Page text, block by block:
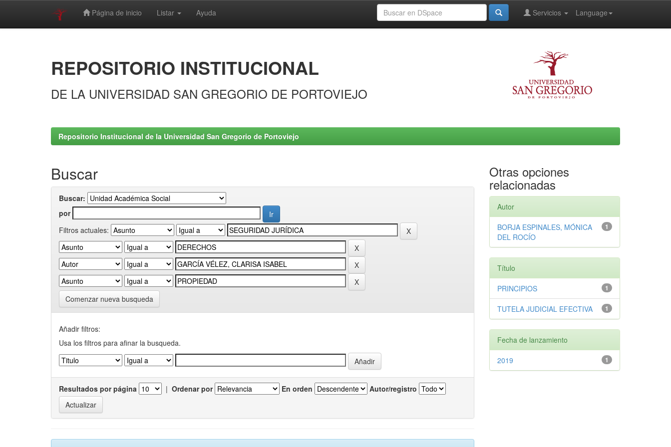
Página de inicio Listar Ayuda Language
Servicios
REPOSITORIO INSTITUCIONAL
DE LA UNIVERSIDAD SAN GREGORIO DE PORTOVIEJO
Repositorio Institucional de la Universidad San Gregorio de Portoviejo
Buscar
Buscar:
por
Filtros actuales:
Comenzar nueva busqueda
Añadir filtros:
Usa los filtros para afinar la busqueda.
Resultados por página | Ordenar por En orden Autor/registro
Otras opciones
relacionadas
Autor
1
BORJA ESPINALES, MÓNICA
DEL ROCÍO
Título
1
PRINCIPIOS
1
TUTELA JUDICIAL EFECTIVA
Fecha de lanzamiento
1
2019